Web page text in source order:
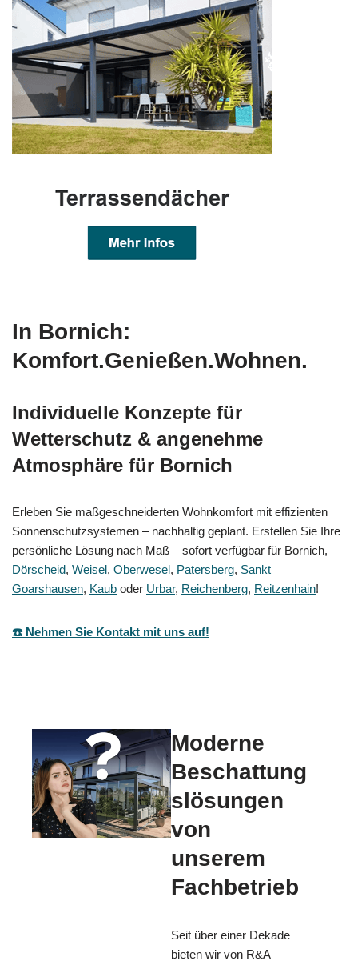
In Bornich:
Komfort.Genießen.Wohnen.
Individuelle Konzepte für
Wetterschutz & angenehme
Atmosphäre für Bornich
Erleben Sie maßgeschneiderten Wohnkomfort mit effizienten
Sonnenschutzsystemen – nachhaltig geplant. Erstellen Sie Ihre
persönliche Lösung nach Maß – sofort verfügbar für Bornich,
Dörscheid, Weisel, Oberwesel, Patersberg, Sankt
Goarshausen, Kaub oder Urbar, Reichenberg, Reitzenhain!
☎️ Nehmen Sie Kontakt mit uns auf!
Moderne
Beschattung
slösungen
von
unserem
Fachbetrieb
Seit über einer Dekade
bieten wir von R&A